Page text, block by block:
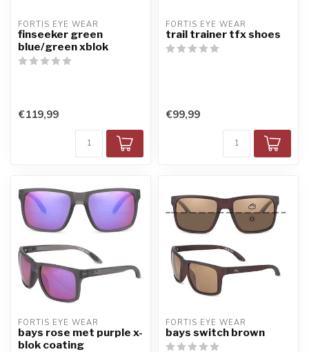
FORTIS EYE WEAR
finseeker green
blue/green xblok
€119,99
FORTIS EYE WEAR
trail trainer tfx shoes
€99,99
FORTIS EYE WEAR
bays rose met purple x-
blok coating
FORTIS EYE WEAR
bays switch brown